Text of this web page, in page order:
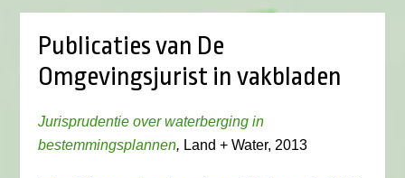
Publicaties van De
Omgevingsjurist in vakbladen
Jurisprudentie over waterberging in
bestemmingsplannen, Land + Water, 2013